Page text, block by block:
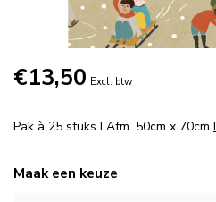
€13,50 Excl. btw
Pak à 25 stuks I Afm. 50cm x 70cm
Maak een keuze